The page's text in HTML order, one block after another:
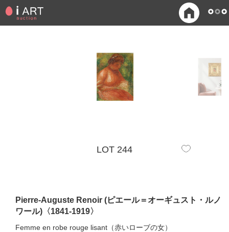
LOT 244
Pierre-Auguste Renoir (ピエール＝オーギュスト・ルノ
ワール)〈1841-1919〉
Femme en robe rouge lisant（赤いローブの女）